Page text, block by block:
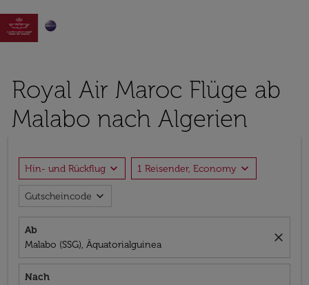

Royal Air Maroc Flüge ab
Malabo nach Algerien
Hin- und Rückflug expand_more 1 Reisender, Economy expand_more
Gutscheincode expand_more
Ab
Malabo (SSG), Äquatorialguinea
close
Nach